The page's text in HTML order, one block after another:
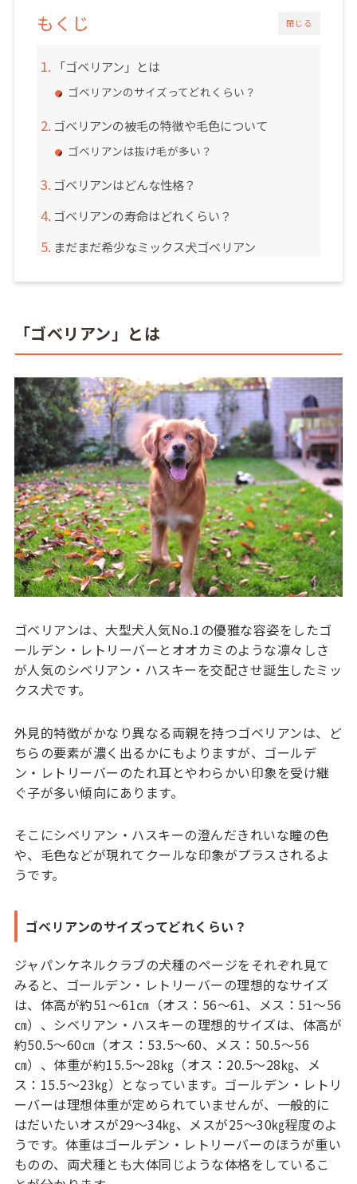
閉じる
もくじ
「ゴベリアン」とは
ゴベリアンのサイズってどれくらい？
ゴベリアンの被毛の特徴や毛色について
ゴベリアンは抜け毛が多い？
ゴベリアンはどんな性格？
ゴベリアンの寿命はどれくらい？
まだまだ希少なミックス犬ゴベリアン
「ゴベリアン」とは
ゴベリアンは、大型犬人気No.1の優雅な容姿をしたゴ
ールデン・レトリーバーとオオカミのような凛々しさ
が人気のシベリアン・ハスキーを交配させ誕生したミッ
クス犬です。
外見的特徴がかなり異なる両親を持つゴベリアンは、ど
ちらの要素が濃く出るかにもよりますが、ゴールデ
ン・レトリーバーのたれ耳とやわらかい印象を受け継
ぐ子が多い傾向にあります。
そこにシベリアン・ハスキーの澄んだきれいな瞳の色
や、毛色などが現れてクールな印象がプラスされるよ
うです。
ゴベリアンのサイズってどれくらい？
ジャパンケネルクラブの犬種のページをそれぞれ見て
みると、ゴールデン・レトリーバーの理想的なサイズ
は、体高が約51～61㎝（オス：56～61、メス：51～56
㎝）、シベリアン・ハスキーの理想的サイズは、体高が
約50.5～60㎝（オス：53.5～60、メス：50.5～56
㎝）、体重が約15.5～28㎏（オス：20.5～28㎏、メ
ス：15.5～23㎏）となっています。ゴールデン・レトリ
ーバーは理想体重が定められていませんが、一般的に
はだいたいオスが29～34㎏、メスが25～30㎏程度のよ
うです。体重はゴールデン・レトリーバーのほうが重い
ものの、両犬種とも大体同じような体格をしているこ